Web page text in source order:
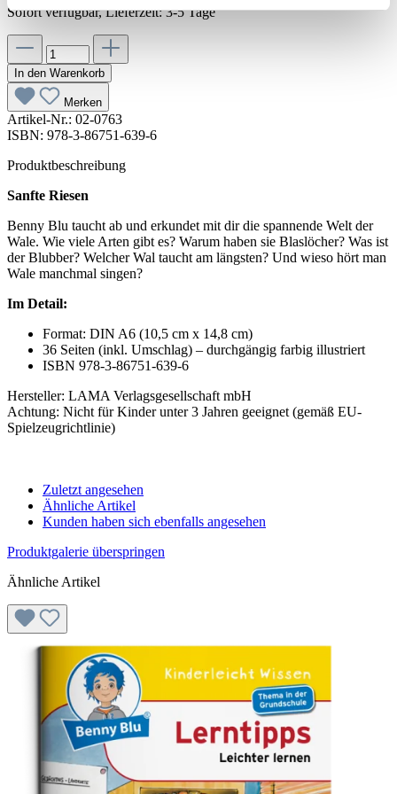
Sofort verfügbar, Lieferzeit: 3-5 Tage
In den Warenkorb
Merken
Artikel-Nr.: 02-0763
ISBN: 978-3-86751-639-6
Produktbeschreibung
Sanfte Riesen
Benny Blu taucht ab und erkundet mit dir die spannende Welt der
Wale. Wie viele Arten gibt es? Warum haben sie Blaslöcher? Was ist
der Blubber? Welcher Wal taucht am längsten? Und wieso hört man
Wale manchmal singen?
Im Detail:
Format: DIN A6 (10,5 cm x 14,8 cm)
36 Seiten (inkl. Umschlag) – durchgängig farbig illustriert
ISBN 978-3-86751-639-6
Hersteller: LAMA Verlagsgesellschaft mbH
Achtung: Nicht für Kinder unter 3 Jahren geeignet (gemäß EU-
Spielzeugrichtlinie)
Zuletzt angesehen
Ähnliche Artikel
Kunden haben sich ebenfalls angesehen
Produktgalerie überspringen
Ähnliche Artikel